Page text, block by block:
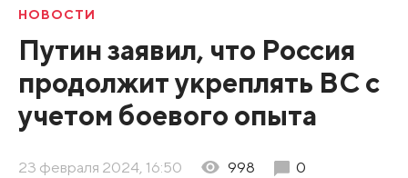
НОВОСТИ
Путин заявил, что Россия
продолжит укреплять ВС с
учетом боевого опыта
23 февраля 2024, 16:50 998 0